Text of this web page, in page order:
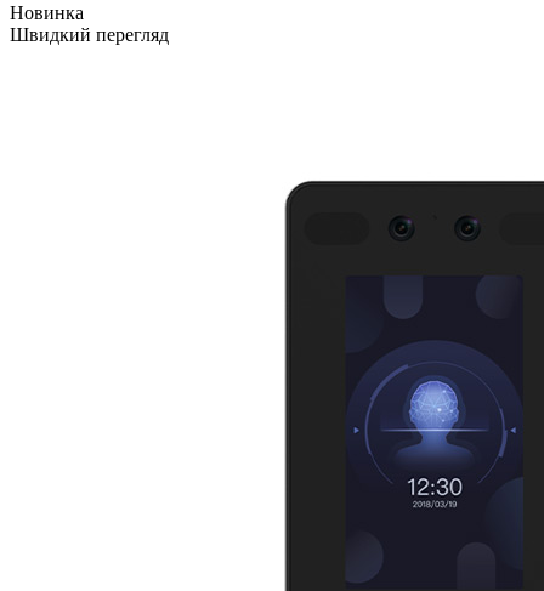
Новинка
Швидкий перегляд